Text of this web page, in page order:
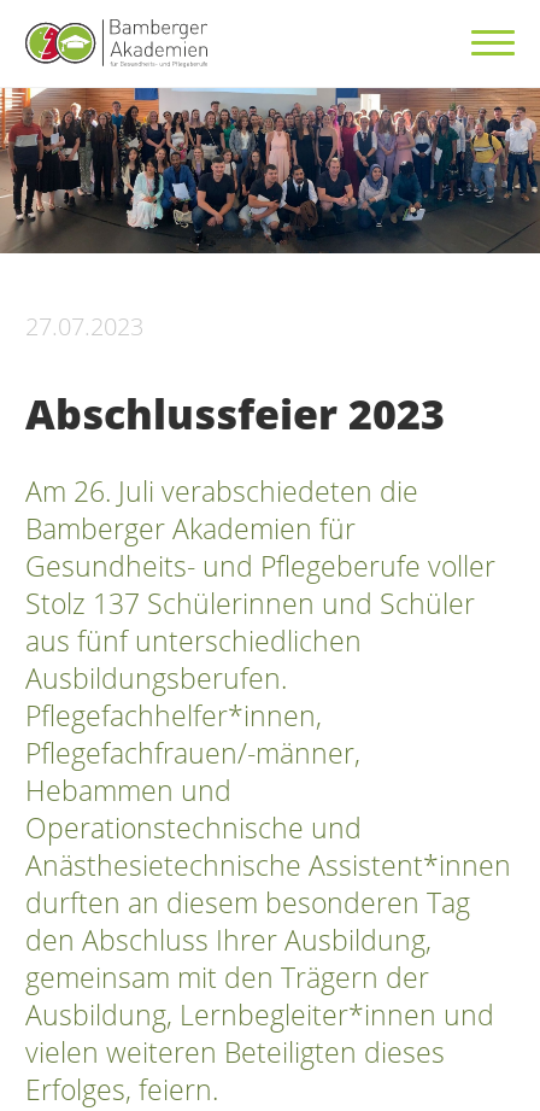
27.07.2023
Abschlussfeier 2023
Am 26. Juli verabschiedeten die
Bamberger Akademien für
Gesundheits- und Pflegeberufe voller
Stolz 137 Schülerinnen und Schüler
aus fünf unterschiedlichen
Ausbildungsberufen.
Pflegefachhelfer*innen,
Pflegefachfrauen/-männer,
Hebammen und
Operationstechnische und
Anästhesietechnische Assistent*innen
durften an diesem besonderen Tag
den Abschluss Ihrer Ausbildung,
gemeinsam mit den Trägern der
Ausbildung, Lernbegleiter*innen und
vielen weiteren Beteiligten dieses
Erfolges, feiern.